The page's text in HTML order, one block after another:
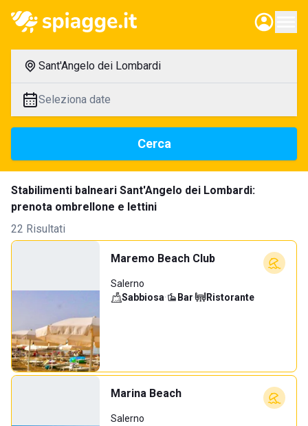
Sant'Angelo dei Lombardi
Seleziona date
Cerca
Stabilimenti balneari Sant'Angelo dei Lombardi:
prenota ombrellone e lettini
22 Risultati
Maremo Beach Club
Salerno
Sabbiosa· Bar· Ristorante
Marina Beach
Salerno